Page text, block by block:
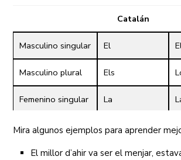
Catalán
Masculino singular El
Masculino plural Els
Femenino singular La
Femenino plural Les
Mira algunos ejemplos para aprender
El millor d’ahir va ser el menjar,